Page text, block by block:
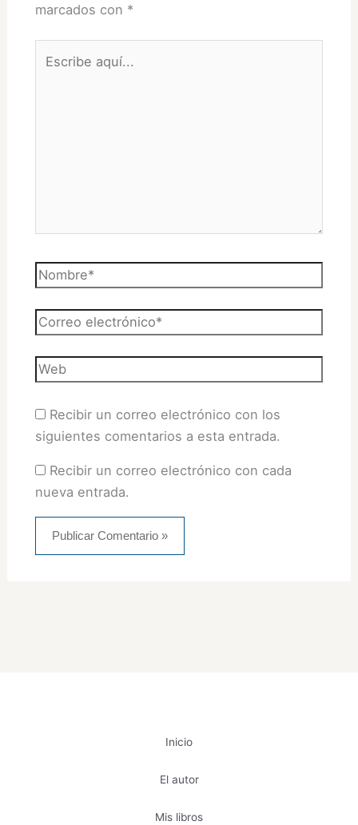
marcados con *
aquí...
Nombre*
Correo
electrónico*
Web
Recibir un correo electrónico con los
siguientes comentarios a esta entrada.
Recibir un correo electrónico con cada
nueva entrada.
Inicio
El autor
Mis libros